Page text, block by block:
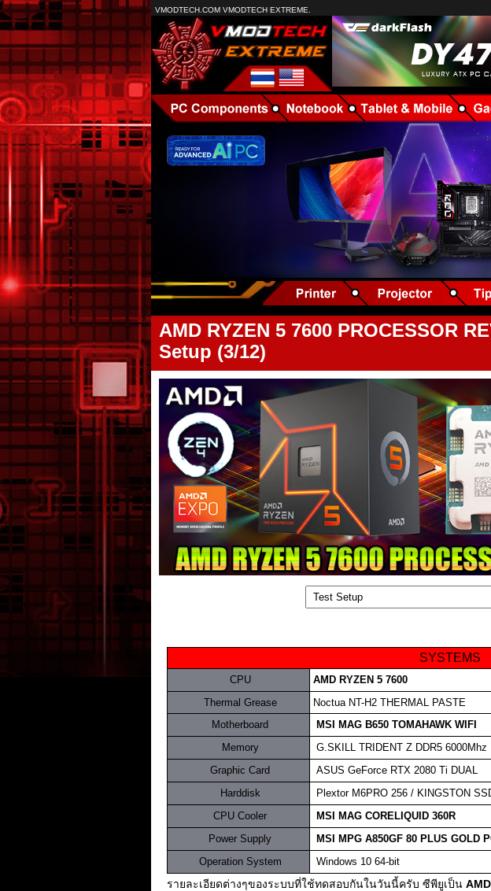
VMODTECH.COM VMODTECH EXTREME.
AMD RYZEN 5 7600 PROCESSOR
Setup (3/12)
SYSTEMS
CPU
AMD RYZEN 5 7600
Thermal Grease Noctua NT-H2 THERMAL PASTE
Motherboard
MSI MAG B650 TOMAHAWK WIFI
Memory
G.SKILL TRIDENT Z DDR5 6000Mhz
Graphic Card
ASUS GeForce RTX 2080 Ti DUAL
Harddisk
Plextor M6PRO 256 / KINGSTON
CPU Cooler
MSI MAG CORELIQUID 360R
Power Supply
MSI MPG A850GF 80 PLUS GOLD
Operation System Windows 10 64-bit
รายละเอียดต่างๆของระบบที่ใช้ทดสอบกันในวันนี้ครับ ซีพียูเป็น